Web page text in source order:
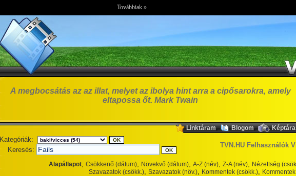
Továbbiak »
A megbocsátás az az illat, melyet az ibolya hint arra a cipősarokra, amely
eltapossa őt. Mark Twain
Linktáram, Blogom,
Kategóriák:
Keresés:
TVN.HU Felhasználók
Alapállapot, Csökkenő (dátum), Növekvő (dátum), A-Z (név), Z-A (név), Nézettség
Szavazatok (csökk.), Szavazatok (növ.), Kommentek (csökk.),